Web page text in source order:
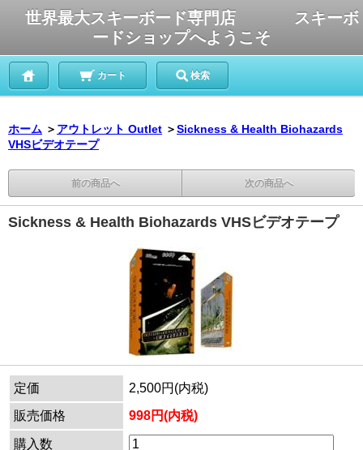
世界最大スキーボード専門店 スキーボ
ードショップへようこそ
カート 検索
ホーム ＞ アウトレット Outlet ＞Sickness & Health Biohazards
VHSビデオテープ
前の商品へ 次の商品へ
Sickness & Health Biohazards VHSビデオテープ
定価
2,500円(内税)
販売価格
998円(内税)
購入数